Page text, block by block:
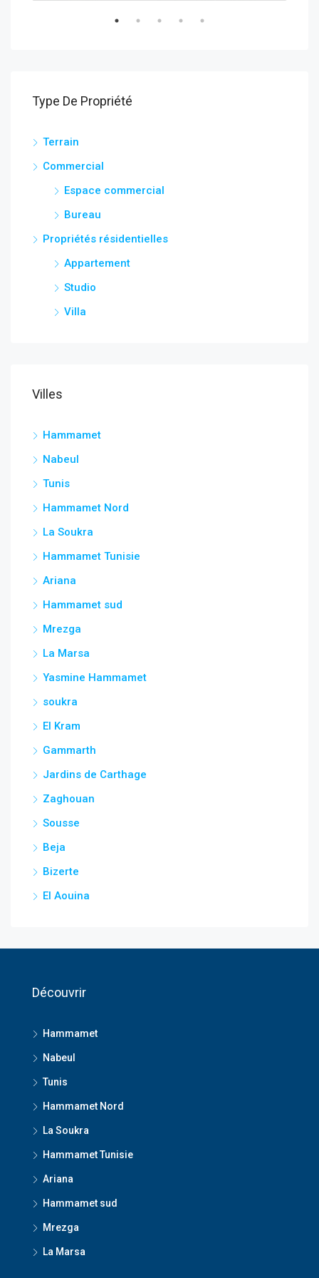
Type De Propriété
Terrain
Commercial
Espace commercial
Bureau
Propriétés résidentielles
Appartement
Studio
Villa
Villes
Hammamet
Nabeul
Tunis
Hammamet Nord
La Soukra
Hammamet Tunisie
Ariana
Hammamet sud
Mrezga
La Marsa
Yasmine Hammamet
soukra
El Kram
Gammarth
Jardins de Carthage
Zaghouan
Sousse
Beja
Bizerte
El Aouina
Découvrir
Hammamet
Nabeul
Tunis
Hammamet Nord
La Soukra
Hammamet Tunisie
Ariana
Hammamet sud
Mrezga
La Marsa